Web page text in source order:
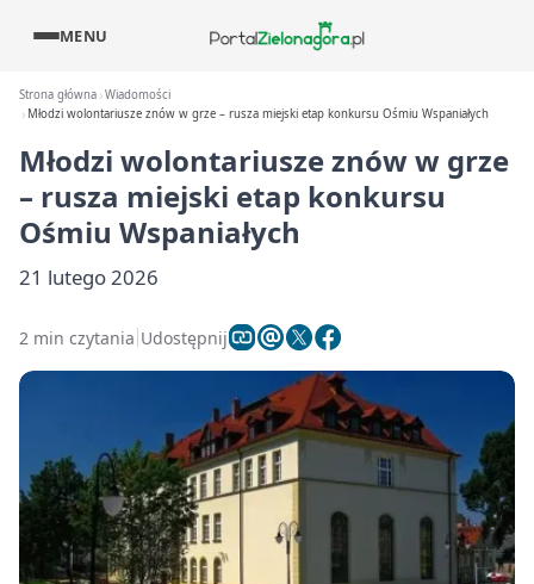
MENU
Strona główna Wiadomości
Młodzi wolontariusze znów w grze – rusza miejski etap konkursu Ośmiu Wspaniałych
Młodzi wolontariusze znów w grze
– rusza miejski etap konkursu
Ośmiu Wspaniałych
21 lutego 2026
2 min czytania Udostępnij